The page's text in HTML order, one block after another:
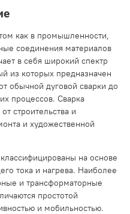
как в промышленности,
соединения материалов
в себя широкий спектр
из которых предназначен
обычной дуговой сварки до
процессов. Сварка
строительства и
и художественной
на основе
тока и нагрева. Наиболее
и трансформаторные
простотой
и мобильностью.